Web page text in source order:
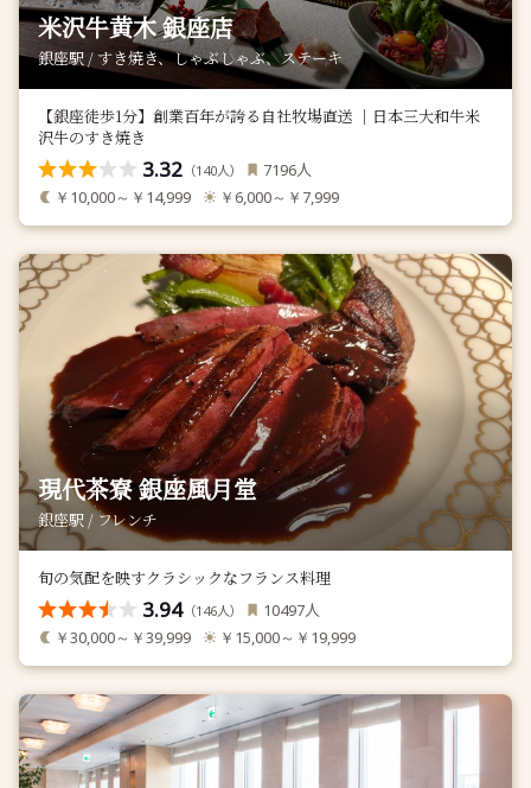
米沢牛黄木 銀座店
銀座駅 / すき焼き、しゃぶしゃぶ、ステーキ
【銀座徒歩1分】創業百年が誇る自社牧場直送 ｜日本三大和牛米
沢牛のすき焼き
3.32 （140人） 7196人
￥10,000～￥14,999 ￥6,000～￥7,999
現代茶寮 銀座風月堂
銀座駅 / フレンチ
旬の気配を映すクラシックなフランス料理
3.94（146人） 10497人
￥30,000～￥39,999 ￥15,000～￥19,999